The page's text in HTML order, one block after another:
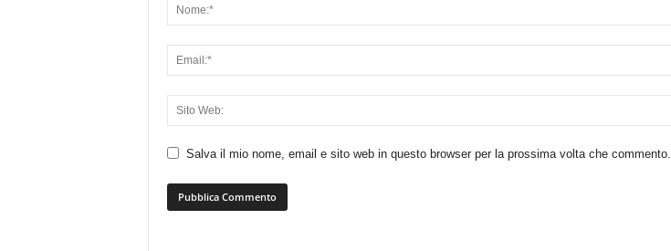
Salva il mio nome, email e sito web in questo browser per la prossima volta che commento.